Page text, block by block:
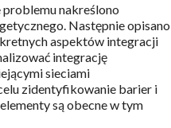
nakreślono
Następnie opisano
aspektów integracji
integrację
sieciami
zidentyfikowanie barier i
są obecne w tym